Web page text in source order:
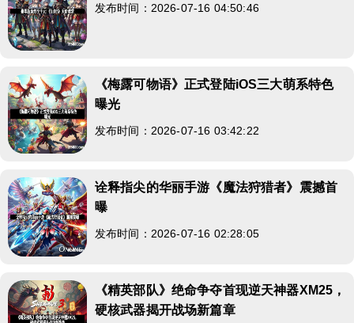
发布时间：2026-07-16 04:50:46
《梅露可物语》正式登陆iOS三大萌系特色
曝光
发布时间：2026-07-16 03:42:22
诠释指尖的华丽手游《魔法狩猎者》震撼首
曝
发布时间：2026-07-16 02:28:05
《精英部队》绝命争夺首现逆天神器XM25，
硬核武器揭开战场新篇章